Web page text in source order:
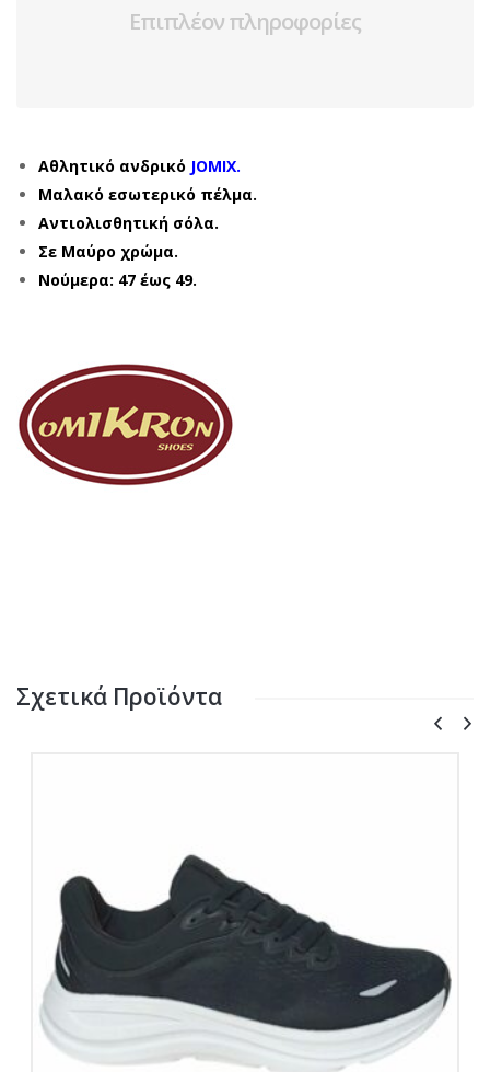
Επιπλέον πληροφορίες
Αθλητικό ανδρικό JOMIX.
Μαλακό εσωτερικό πέλμα.
Αντιολισθητική σόλα.
Σε Μαύρο χρώμα.
Νούμερα: 47 έως 49.
Σχετικά Προϊόντα